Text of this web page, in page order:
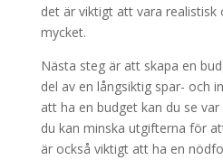
det är viktigt att vara realistisk
mycket.
Nästa steg är att skapa en
del av en långsiktig spar- och
att ha en budget kan du se
du kan minska utgifterna för
är också viktigt att ha en